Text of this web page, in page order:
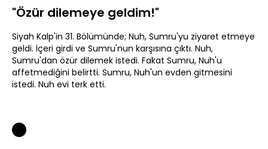
"Özür dilemeye geldim!"
Siyah Kalp'in 31. Bölümünde; Nuh, Sumru'yu ziyaret etmeye
geldi. İçeri girdi ve Sumru'nun karşısına çıktı. Nuh,
Sumru'dan özür dilemek istedi. Fakat Sumru, Nuh'u
affetmediğini belirtti. Sumru, Nuh'un evden gitmesini
istedi. Nuh evi terk etti.